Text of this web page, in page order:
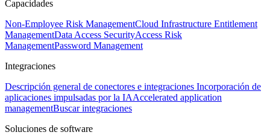
Capacidades
Non-Employee Risk ManagementCloud Infrastructure Entitlement
ManagementData Access SecurityAccess Risk
ManagementPassword Management
Integraciones
Descripción general de conectores e integraciones Incorporación de
aplicaciones impulsadas por la IAAccelerated application
managementBuscar integraciones
Soluciones de software